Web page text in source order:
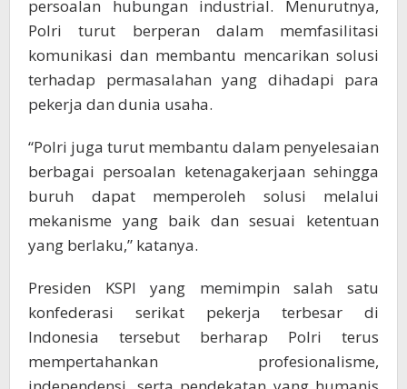
persoalan hubungan industrial. Menurutnya,
Polri turut berperan dalam memfasilitasi
komunikasi dan membantu mencarikan solusi
terhadap permasalahan yang dihadapi para
pekerja dan dunia usaha.
“Polri juga turut membantu dalam penyelesaian
berbagai persoalan ketenagakerjaan sehingga
buruh dapat memperoleh solusi melalui
mekanisme yang baik dan sesuai ketentuan
yang berlaku,” katanya.
Presiden KSPI yang memimpin salah satu
konfederasi serikat pekerja terbesar di
Indonesia tersebut berharap Polri terus
mempertahankan profesionalisme,